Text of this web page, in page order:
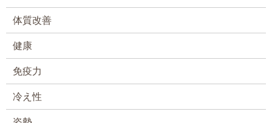
体質改善
健康
免疫力
冷え性